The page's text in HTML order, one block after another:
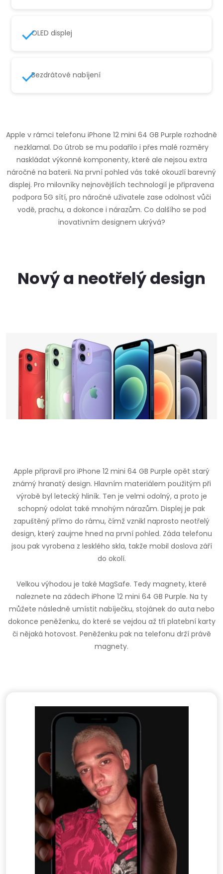
OLED displej
Bezdrátové nabíjení
Apple v rámci telefonu iPhone 12 mini 64 GB Purple rozhodně
nezklamal. Do útrob se mu podařilo i přes malé rozměry
naskládat výkonné komponenty, které ale nejsou extra
náročné na baterii. Na první pohled vás také okouzlí barevný
displej. Pro milovníky nejnovějších technologií je připravena
podpora 5G sítí, pro náročné uživatele zase odolnost vůči
vodě, prachu, a dokonce i nárazům. Co dalšího se pod
inovativním designem ukrývá?
Nový a neotřelý design
Apple připravil pro iPhone 12 mini 64 GB Purple opět starý
známý hranatý design. Hlavním materiálem použitým při
výrobě byl letecký hliník. Ten je velmi odolný, a proto je
schopný odolat také mnohým nárazům. Displej je pak
zapuštěný přímo do rámu, čímž vznikl naprosto neotřelý
design, který zaujme hned na první pohled. Záda telefonu
jsou pak vyrobena z lesklého skla, takže mobil doslova září
do okolí.
Velkou výhodou je také MagSafe. Tedy magnety, které
naleznete na zádech iPhone 12 mini 64 GB Purple. Na ty
můžete následně umístit nabíječku, stojánek do auta nebo
dokonce peněženku, do které se vejdou až tři platební karty
či nějaká hotovost. Peněženku pak na telefonu drží právě
magnety.